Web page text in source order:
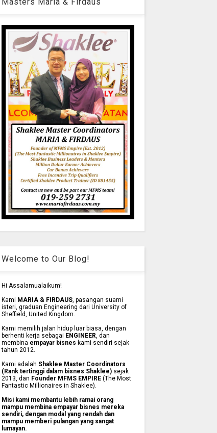
Welcome to Our Blog!
Hi Assalamualaikum!
Kami MARIA & FIRDAUS, pasangan suami
isteri, graduan Engineering dari University of
Sheffield, United Kingdom.
Kami memilih jalan hidup luar biasa, dengan
berhenti kerja sebagai ENGINEER, dan
membina empayar bisnes kami sendiri sejak
tahun 2012.
Kami adalah Shaklee Master Coordinators
(Rank tertinggi dalam bisnes Shaklee)sejak
2013, dan Founder MFMS EMPIRE(The Most
Fantastic Millionaires in Shaklee).
Misi kami membantu lebih ramai orang
mampu membina empayar bisnes mereka
sendiri, dengan modal yang rendah dan
mampu memberi pulangan yang sangat
lumayan.